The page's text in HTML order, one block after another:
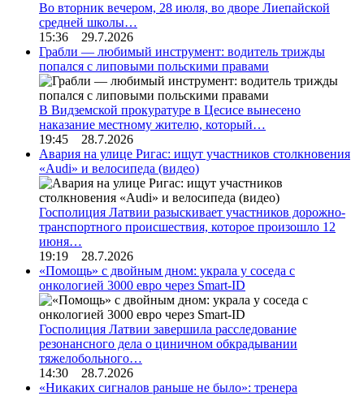
Во вторник вечером, 28 июля, во дворе Лиепайской
средней школы…
15:36 29.7.2026
Грабли — любимый инструмент: водитель трижды
попался с липовыми польскими правами
В Видземской прокуратуре в Цесисе вынесено
наказание местному жителю, который…
19:45 28.7.2026
Авария на улице Ригас: ищут участников столкновения
«Audi» и велосипеда (видео)
Госполиция Латвии разыскивает участников дорожно-
транспортного происшествия, которое произошло 12
июня…
19:19 28.7.2026
«Помощь» с двойным дном: украла у соседа с
онкологией 3000 евро через Smart-ID
Госполиция Латвии завершила расследование
резонансного дела о циничном обкрадывании
тяжелобольного…
14:30 28.7.2026
«Никаких сигналов раньше не было»: тренера